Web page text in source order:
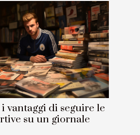
vantaggi di seguire le
su un giornale